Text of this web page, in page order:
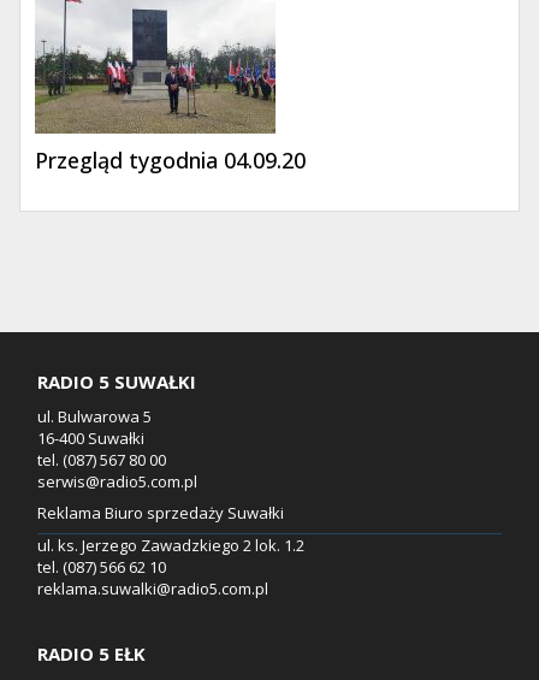
Przegląd tygodnia 04.09.20
RADIO 5 SUWAŁKI
ul. Bulwarowa 5
16-400 Suwałki
tel. (087) 567 80 00
serwis@radio5.com.pl
Reklama Biuro sprzedaży Suwałki
ul. ks. Jerzego Zawadzkiego 2 lok. 1.2
tel. (087) 566 62 10
reklama.suwalki@radio5.com.pl
RADIO 5 EŁK